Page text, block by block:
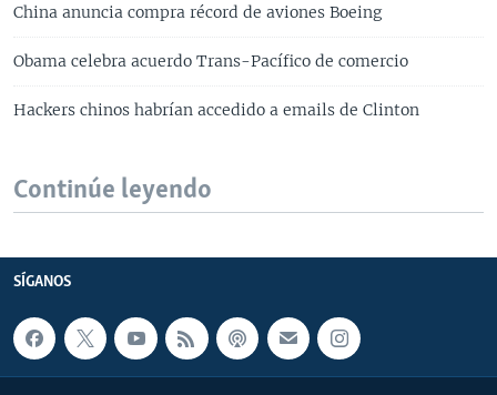
China anuncia compra récord de aviones Boeing
Obama celebra acuerdo Trans-Pacífico de comercio
Hackers chinos habrían accedido a emails de Clinton
Continúe leyendo
SÍGANOS